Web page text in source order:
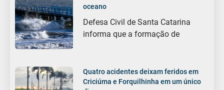
oceano
Defesa Civil de Santa Catarina
informa que a formação de
Quatro acidentes deixam feridos em
Criciúma e Forquilhinha em um único